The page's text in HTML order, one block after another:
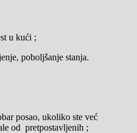
u kući ;
poboljšanje stanja.
posao, ukoliko ste već
od pretpostavljenih ;